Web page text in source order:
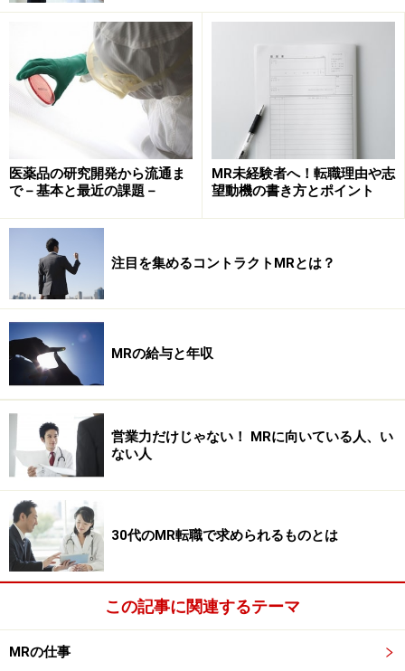
社と比べた強みや特長に関連付けて伝えます。
MRという職種への志望動機を、仕事のやりがいと関連付け
て伝えることが必要
ライバルに差をつける志望動機の伝え方
「医療への貢献」と「専門性の高さ」という点を中心に
した志望動機は、納得性は高まりますが他の応募者も同
様の考え方をしてくる場合も多いため、差別化はしにく
くなってしまいます。そこで、具体的な体験談などを交
えて志望動機を説明すると独自性を印象づけることがで
■医療への貢献に魅力を感じたから
医薬品の研究開発から流通ま
で－基本と最近の課題－
MR未経験者へ！転職理由や志
望動機の書き方とポイント
注目を集めるコントラクトMRとは？
MRの給与と年収
営業力だけじゃない！ MRに向いている人、い
ない人
30代のMR転職で求められるものとは
この記事に関連するテーマ
MRの仕事